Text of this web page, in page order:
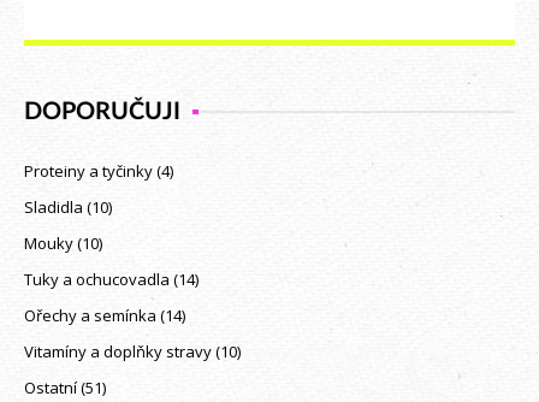
DOPORUČUJI
Proteiny a tyčinky(4)
Sladidla (10)
Mouky(10)
Tuky a ochucovadla (14)
Ořechy a semínka (14)
Vitamíny a doplňky stravy(10)
Ostatní(51)